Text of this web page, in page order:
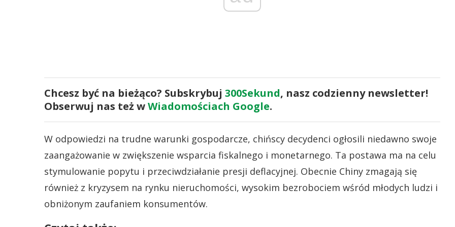
Chcesz być na bieżąco? Subskrybuj 300Sekund, nasz codzienny newsletter!
Obserwuj nas też wWiadomościach Google.
W odpowiedzi na trudne warunki gospodarcze, chińscy decydenci ogłosili niedawno swoje
zaangażowanie w zwiększenie wsparcia fiskalnego i monetarnego. Ta postawa ma na celu
stymulowanie popytu i przeciwdziałanie presji deflacyjnej. Obecnie Chiny zmagają się
również z kryzysem na rynku nieruchomości, wysokim bezrobociem wśród młodych ludzi i
obniżonym zaufaniem konsumentów.